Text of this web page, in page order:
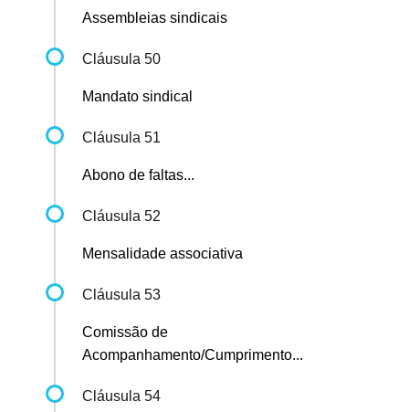
Assembleias sindicais
Cláusula 50
Mandato sindical
Cláusula 51
Abono de faltas...
Cláusula 52
Mensalidade associativa
Cláusula 53
Comissão de
Acompanhamento/Cumprimento...
Cláusula 54